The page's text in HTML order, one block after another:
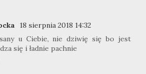
18 sierpnia 2018 14:32
u Ciebie, nie dziwię się bo jest
się i ładnie pachnie